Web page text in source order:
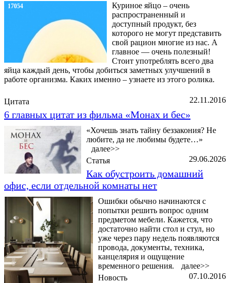
17054
Куриное яйцо – очень
распространенный и
доступный продукт, без
которого не могут представить
свой рацион многие из нас. А
главное — очень полезный!
Стоит употреблять всего два
яйца каждый день, чтобы добиться заметных улучшений в
работе организма. Каких именно – узнаете из этого ролика.
22.11.2016
Цитата
6 главных цитат из фильма «Монах и бес»
«Хочешь знать тайну беззакония? Не
любите, да не любимы будете…»
далее>>
29.06.2026
Статья
Как обустроить домашний
офис, если отдельной комнаты нет
Ошибки обычно начинаются с
попытки решить вопрос одним
предметом мебели. Кажется, что
достаточно найти стол и стул, но
уже через пару недель появляются
провода, документы, техника,
канцелярия и ощущение
временного решения.
далее>>
07.10.2016
Новость